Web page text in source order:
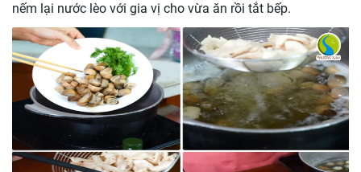
nếm lại nước lèo với gia vị cho vừa ăn rồi tắt bếp.